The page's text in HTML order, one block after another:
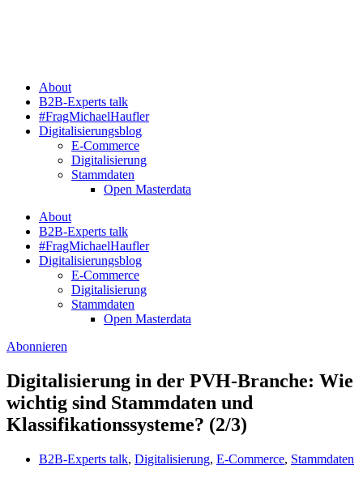
About
B2B-Experts talk
#FragMichaelHaufler
Digitalisierungsblog
E-Commerce
Digitalisierung
Stammdaten
Open Masterdata
About
B2B-Experts talk
#FragMichaelHaufler
Digitalisierungsblog
E-Commerce
Digitalisierung
Stammdaten
Open Masterdata
Abonnieren
Digitalisierung in der PVH-Branche: Wie
wichtig sind Stammdaten und
Klassifikationssysteme? (2/3)
B2B-Experts talk, Digitalisierung, E-Commerce, Stammdaten